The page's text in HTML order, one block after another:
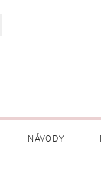
NÁVODY